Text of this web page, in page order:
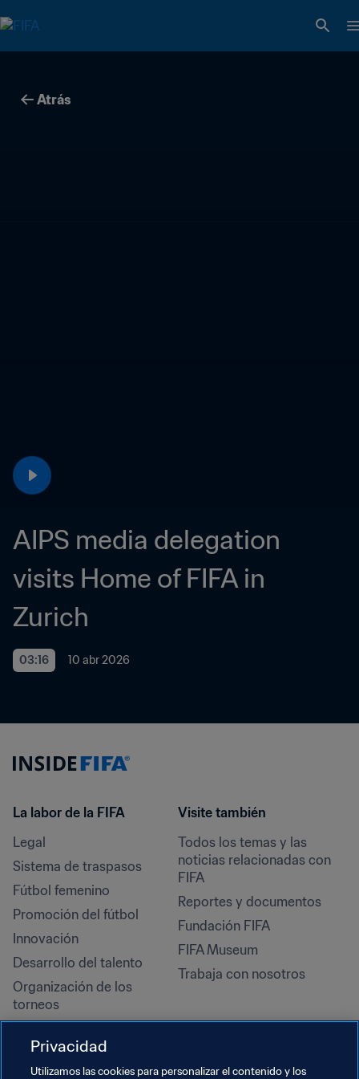
Atrás
AIPS media delegation
visits Home of FIFA in
Zurich
03:16 10 abr 2026
La labor de la FIFA
Legal
Sistema de traspasos
Fútbol femenino
Promoción del fútbol
Innovación
Desarrollo del talento
Organización de los
torneos
Derechos humanos y lucha
contra la discriminación
Visite también
Todos los temas y las
noticias relacionadas con
FIFA
Reportes y documentos
Fundación FIFA
FIFA Museum
Trabaja con nosotros
Privacidad
Utilizamos las cookies para personalizar el contenido y los